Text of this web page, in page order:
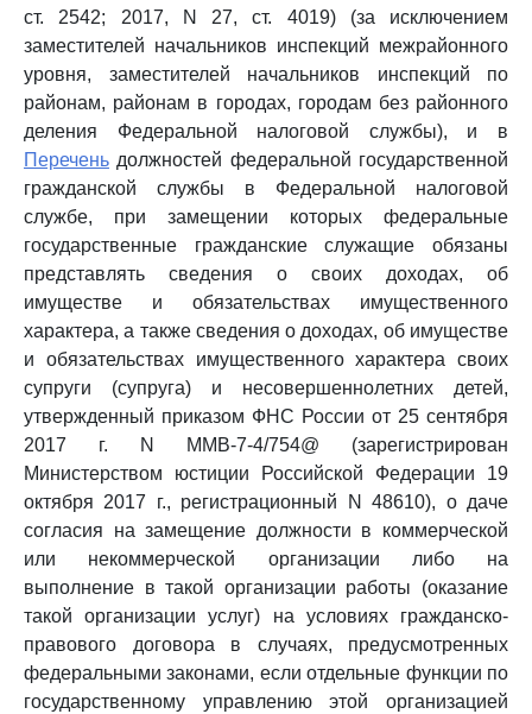
ст. 2542; 2017, N 27, ст. 4019) (за исключением
заместителей начальников инспекций межрайонного
уровня, заместителей начальников инспекций по
районам, районам в городах, городам без районного
деления Федеральной налоговой службы), и в
Перечень должностей федеральной государственной
гражданской службы в Федеральной налоговой
службе, при замещении которых федеральные
государственные гражданские служащие обязаны
представлять сведения о своих доходах, об
имуществе и обязательствах имущественного
характера, а также сведения о доходах, об имуществе
и обязательствах имущественного характера своих
супруги (супруга) и несовершеннолетних детей,
утвержденный приказом ФНС России от 25 сентября
2017 г. N ММВ-7-4/754@ (зарегистрирован
Министерством юстиции Российской Федерации 19
октября 2017 г., регистрационный N 48610), о даче
согласия на замещение должности в коммерческой
или некоммерческой организации либо на
выполнение в такой организации работы (оказание
такой организации услуг) на условиях гражданско-
правового договора в случаях, предусмотренных
федеральными законами, если отдельные функции по
государственному управлению этой организацией